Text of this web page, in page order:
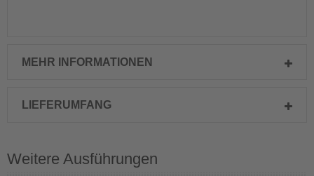
MEHR INFORMATIONEN
LIEFERUMFANG
Weitere Ausführungen